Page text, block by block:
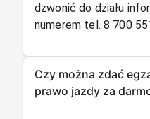
dzwonić do działu
numerem tel. 8 700
Czy można zdać
prawo jazdy za